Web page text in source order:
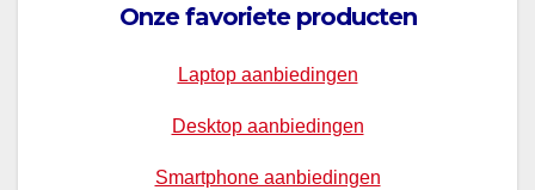
Onze favoriete producten
Laptop aanbiedingen
Desktop aanbiedingen
Smartphone aanbiedingen